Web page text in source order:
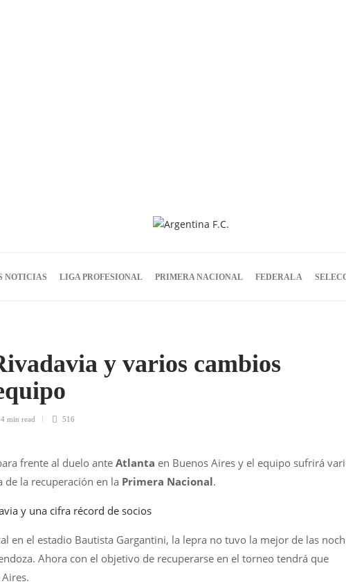
NOTICIAS LIGA PROFESIONAL PRIMERA NACIONAL FEDERAL A
y varios cambios
4 min read 516
frente al duelo ante Atlanta en Buenos Aires y el equipo sufrirá
de la recuperación en la Primera Nacional.
y una cifra récord de socios
en el estadio Bautista Gargantini, la lepra no tuvo la mejor de las
Ahora con el objetivo de recuperarse en el torneo tendrá que